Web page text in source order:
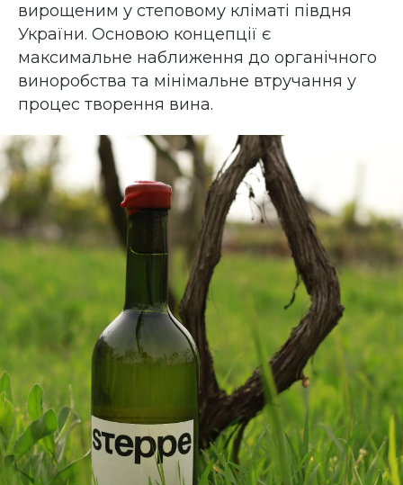
вирощеним у степовому кліматі півдня
України. Основою концепції є
максимальне наближення до органічного
виноробства та мінімальне втручання у
процес творення вина.